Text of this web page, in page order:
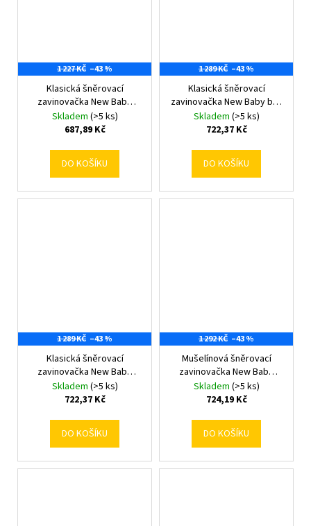
1 227 KČ –43 %
Klasická šněrovací
zavinovačka New Baby
šedá hvězdičky šedé
Skladem (>5 ks)
687,89 Kč
DO KOŠÍKU
1 289 KČ –43 %
Klasická šněrovací
zavinovačka New Baby bílá
hvězdy šedé
Skladem (>5 ks)
722,37 Kč
DO KOŠÍKU
1 289 KČ –43 %
Klasická šněrovací
zavinovačka New Baby
šedá s puntíky
Skladem (>5 ks)
722,37 Kč
DO KOŠÍKU
1 292 KČ –43 %
Mušelínová šněrovací
zavinovačka New Baby
blue
Skladem (>5 ks)
724,19 Kč
DO KOŠÍKU